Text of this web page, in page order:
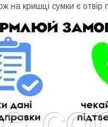
на кришці сумки є отвір